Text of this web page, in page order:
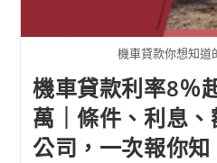
機車貸款你想知道
機車貸款利率8％
萬｜條件、利息
公司，一次報你知